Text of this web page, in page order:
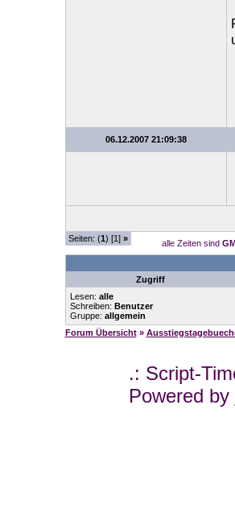
06.12.2007 21:09:38
Seiten: (1) [1] » alle Zeiten sind
Zugriff
Lesen: alle
Schreiben: Benutzer
Gruppe: allgemein
Forum Übersicht »
.: Script-
Powered by